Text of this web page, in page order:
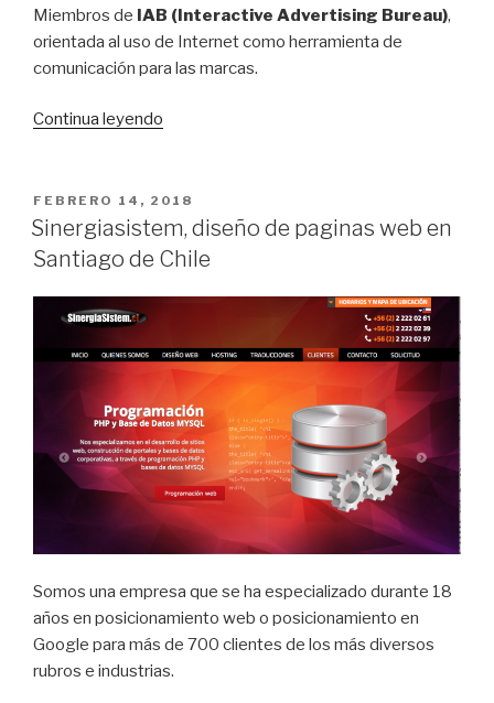
Miembros de IAB (Interactive Advertising Bureau),
orientada al uso de Internet como herramienta de
comunicación para las marcas.
Continua leyendo
sitios
web
y
commerce
en
Chile”
POSTED
ON
FEBRERO 14, 2018
Sinergiasistem, diseño de paginas web en
Santiago de Chile
Somos una empresa que se ha especializado durante 18
años en posicionamiento web o posicionamiento en
Google para más de 700 clientes de los más diversos
rubros e industrias.